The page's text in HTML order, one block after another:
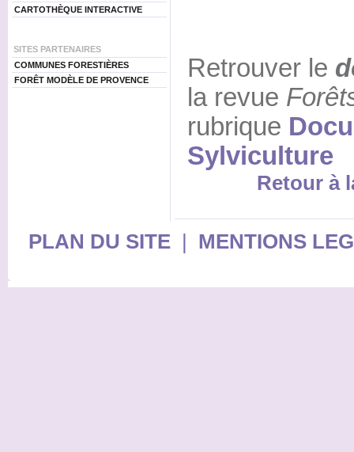
CARTOTHÈQUE INTERACTIVE
SITES PARTENAIRES
COMMUNES FORESTIÈRES
FORÊT MODÈLE DE PROVENCE
Retrouver le
la revue
rubrique
Sylviculture
Retour à
PLAN DU SITE| MENTIONS